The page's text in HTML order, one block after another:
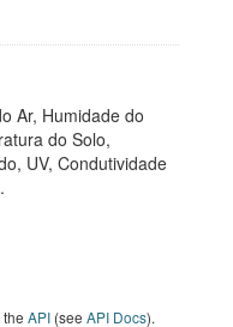
Ar, Humidade do
do Solo,
UV, Condutividade
API (see API Docs).